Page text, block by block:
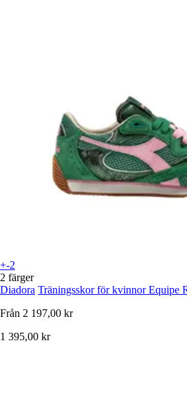
+-2
2 färger
Diadora Träningsskor för kvinnor Equipe
Från 2 197,00 kr
1 395,00 kr